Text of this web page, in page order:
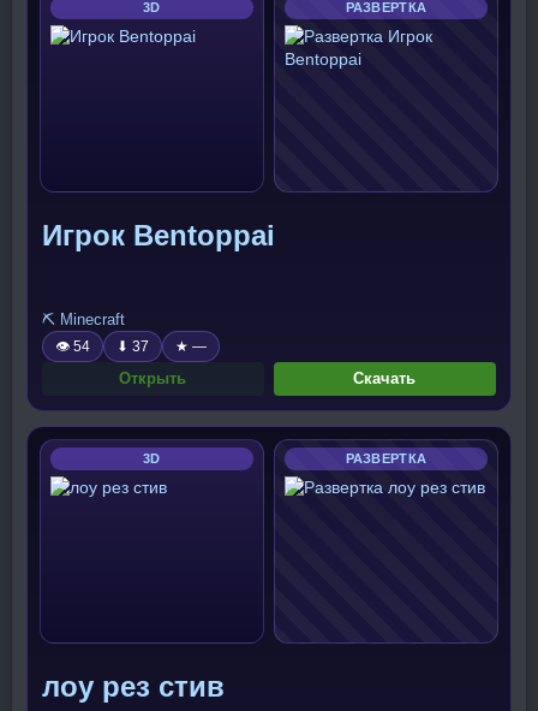
3D РАЗВЕРТКА
Игрок Bentoppai
⛏️ Minecraft
👁 54 ⬇ 37 ★ —
Открыть Скачать
3D РАЗВЕРТКА
лоу рез стив